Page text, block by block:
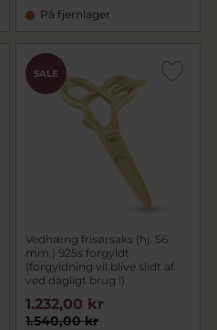
På fjernlager
SALE
Vedhæng frisørsaks (hj. 56
mm.) 925s forgyldt
(forgyldning vil blive slidt af
ved dagligt brug !)
1.540,00 kr
1.232,00 kr